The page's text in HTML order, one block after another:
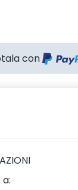
con